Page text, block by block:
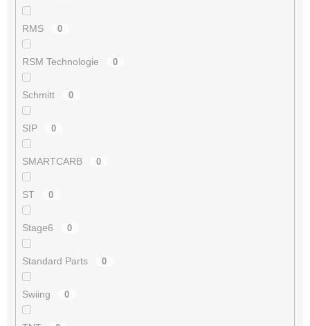
RMS 0
RSM Technologie 0
Schmitt 0
SIP 0
SMARTCARB 0
ST 0
Stage6 0
Standard Parts 0
Swiing 0